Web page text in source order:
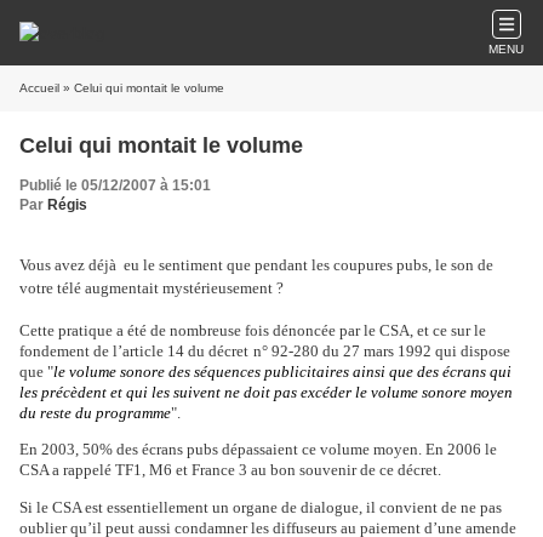
MENU
Accueil » Celui qui montait le volume
Celui qui montait le volume
Publié le 05/12/2007 à 15:01
Par Régis
Vous avez déjà eu le sentiment que pendant les coupures pubs, le son de
votre télé augmentait mystérieusement ?
Cette pratique a été de nombreuse fois dénoncée par le CSA, et ce sur le
fondement de l’article 14 du décret n° 92-280 du 27 mars 1992 qui dispose
que "le volume sonore des séquences publicitaires ainsi que des écrans qui
les précèdent et qui les suivent ne doit pas excéder le volume sonore moyen
du reste du programme".
En 2003, 50% des écrans pubs dépassaient ce volume moyen. En 2006 le
CSA a rappelé TF1, M6 et France 3 au bon souvenir de ce décret.
Si le CSA est essentiellement un organe de dialogue, il convient de ne pas
oublier qu’il peut aussi condamner les diffuseurs au paiement d’une amende